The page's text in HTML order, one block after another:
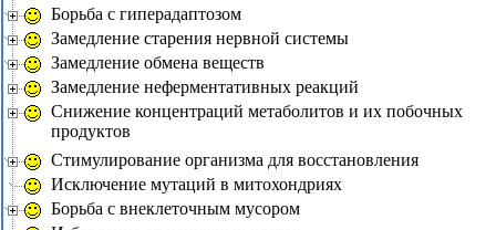
Борьба с гиперадаптозом
Замедление старения нервной системы
Замедление обмена веществ
Замедление неферментативных реакций
Снижение концентраций метаболитов и их побочных
продуктов
Стимулирование организма для восстановления
Исключение мутаций в митохондриях
Борьба с внеклеточным мусором